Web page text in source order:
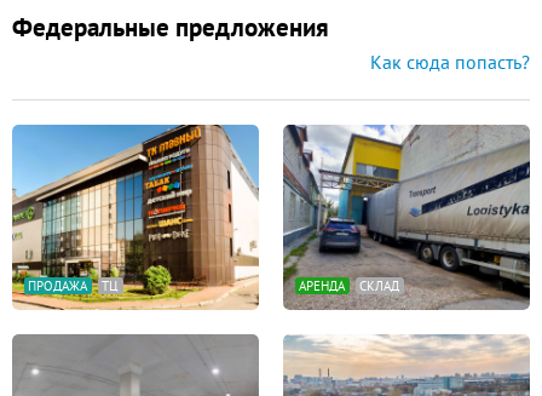
Федеральные предложения
Как сюда попасть?
ПРОДАЖА ТЦ АРЕНДА СКЛАД